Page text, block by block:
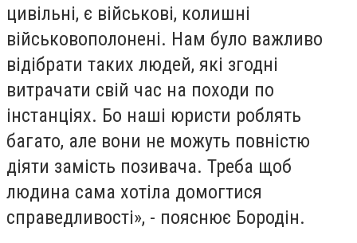
цивільні, є військові, колишні
військовополонені. Нам було важливо
відібрати таких людей, які згодні
витрачати свій час на походи по
інстанціях. Бо наші юристи роблять
багато, але вони не можуть повністю
діяти замість позивача. Треба щоб
людина сама хотіла домогтися
справедливості», - пояснює Бородін.